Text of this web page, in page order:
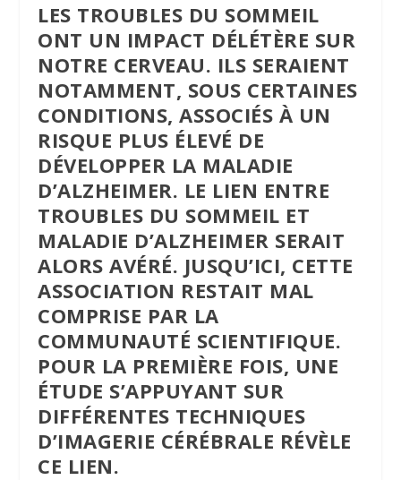
LES TROUBLES DU SOMMEIL
ONT UN IMPACT DÉLÉTÈRE SUR
NOTRE CERVEAU. ILS SERAIENT
NOTAMMENT, SOUS CERTAINES
CONDITIONS, ASSOCIÉS À UN
RISQUE PLUS ÉLEVÉ DE
DÉVELOPPER LA MALADIE
D’ALZHEIMER. LE LIEN ENTRE
TROUBLES DU SOMMEIL ET
MALADIE D’ALZHEIMER SERAIT
ALORS AVÉRÉ. JUSQU’ICI, CETTE
ASSOCIATION RESTAIT MAL
COMPRISE PAR LA
COMMUNAUTÉ SCIENTIFIQUE.
POUR LA PREMIÈRE FOIS, UNE
ÉTUDE S’APPUYANT SUR
DIFFÉRENTES TECHNIQUES
D’IMAGERIE CÉRÉBRALE RÉVÈLE
CE LIEN.